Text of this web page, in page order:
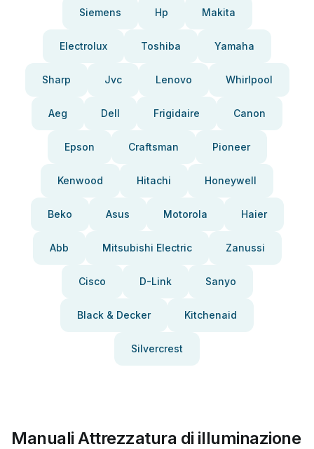
Siemens Hp Makita
Electrolux Toshiba Yamaha
Sharp Jvc Lenovo Whirlpool
Aeg Dell Frigidaire Canon
Epson Craftsman Pioneer
Kenwood Hitachi Honeywell
Beko Asus Motorola Haier
Abb Mitsubishi Electric Zanussi
Cisco D-Link Sanyo
Black & Decker Kitchenaid
Silvercrest
Manuali Attrezzatura di illuminazione